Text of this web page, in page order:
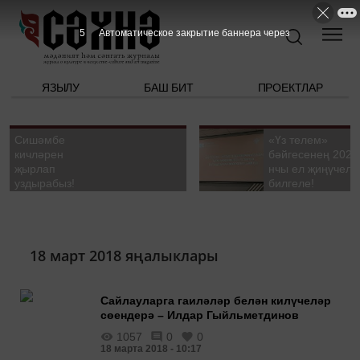
ЯЗЫЛУ БАШ БИТ ПРОЕКТЛАР
Сишәмбе
кичләрен
җырлап
уздырабыз!
«Үз телем»
бәйгесенең 2026
нчы ел
билгеле!
18 март 2018 яңалыклары
Сайлауларга гаиләләр белән килүчеләр
сөендерә – Илдар Гыйльметдинов
1057
0 0
18 марта 2018 - 10:17
5 Автоматическое закрытие баннера через